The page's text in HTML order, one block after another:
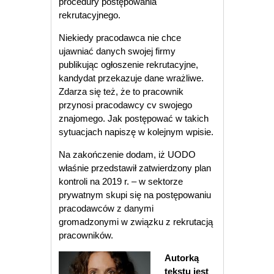
rekrutacyjnego.
Niekiedy pracodawca nie chce
ujawniać danych swojej firmy
publikując ogłoszenie rekrutacyjne,
kandydat przekazuje dane wrażliwe.
Zdarza się też, że to pracownik
przynosi pracodawcy cv swojego
znajomego. Jak postępować w takich
sytuacjach napiszę w kolejnym wpisie.
Na zakończenie dodam, iż UODO
właśnie przedstawił zatwierdzony plan
kontroli na 2019 r. – w sektorze
prywatnym skupi się na postępowaniu
pracodawców z danymi
gromadzonymi w związku z rekrutacją
pracowników.
Autorką
tekstu jest